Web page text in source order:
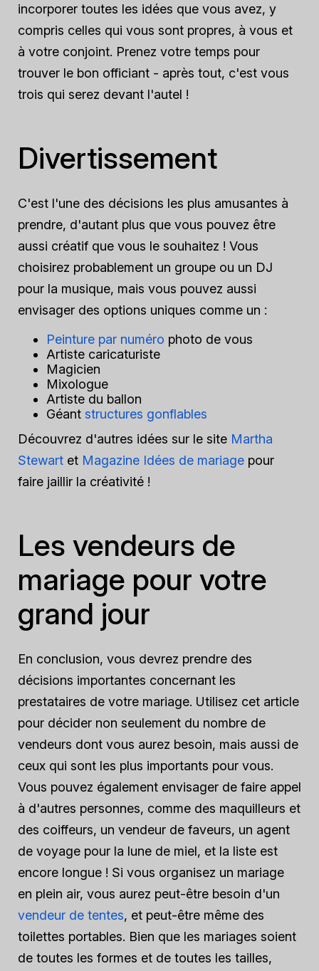
incorporer toutes les idées que vous avez, y
compris celles qui vous sont propres, à vous et
à votre conjoint. Prenez votre temps pour
trouver le bon officiant - après tout, c'est vous
trois qui serez devant l'autel !
Divertissement
C'est l'une des décisions les plus amusantes à
prendre, d'autant plus que vous pouvez être
aussi créatif que vous le souhaitez ! Vous
choisirez probablement un groupe ou un DJ
pour la musique, mais vous pouvez aussi
envisager des options uniques comme un :
Peinture par numéro photo de vous
Artiste caricaturiste
Magicien
Mixologue
Artiste du ballon
Géant structures gonflables
Découvrez d'autres idées sur le site Martha
Stewart et Magazine Idées de mariage pour
faire jaillir la créativité !
Les vendeurs de
mariage pour votre
grand jour
En conclusion, vous devrez prendre des
décisions importantes concernant les
prestataires de votre mariage. Utilisez cet article
pour décider non seulement du nombre de
vendeurs dont vous aurez besoin, mais aussi de
ceux qui sont les plus importants pour vous.
Vous pouvez également envisager de faire appel
à d'autres personnes, comme des maquilleurs et
des coiffeurs, un vendeur de faveurs, un agent
de voyage pour la lune de miel, et la liste est
encore longue ! Si vous organisez un mariage
en plein air, vous aurez peut-être besoin d'un
vendeur de tentes, et peut-être même des
toilettes portables. Bien que les mariages soient
de toutes les formes et de toutes les tailles,